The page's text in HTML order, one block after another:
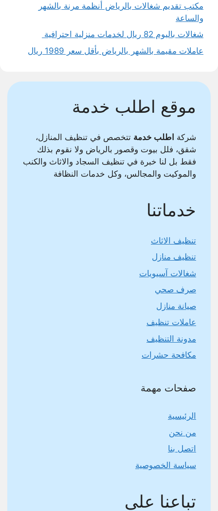
مكتب تقديم شغالات بالرياض أنظمة مرنة بالشهر
والساعة
شغالات باليوم 82 ريال لخدمات منزلية احترافية
عاملات مقيمة بالشهر بالرياض بأقل سعر 1989 ريال
موقع اطلب خدمة
شركة اطلب خدمة تتخصص في تنظيف المنازل،
شقق، فلل بيوت وقصور بالرياض ولا نقوم بذلك
فقط بل لنا خبرة في تنظيف السجاد والاثاث والكنب
والموكيت والمجالس، وكل خدمات النظافة
خدماتنا
تنظيف الاثاث
تنظيف منازل
شغالات آسيويات
صرف صحي
صيانة منازل
عاملات تنظيف
مدونة التنظيف
مكافحة حشرات
صفحات مهمة
الرئيسية
من نحن
اتصل بنا
سياسة الخصوصية
تباعنا على